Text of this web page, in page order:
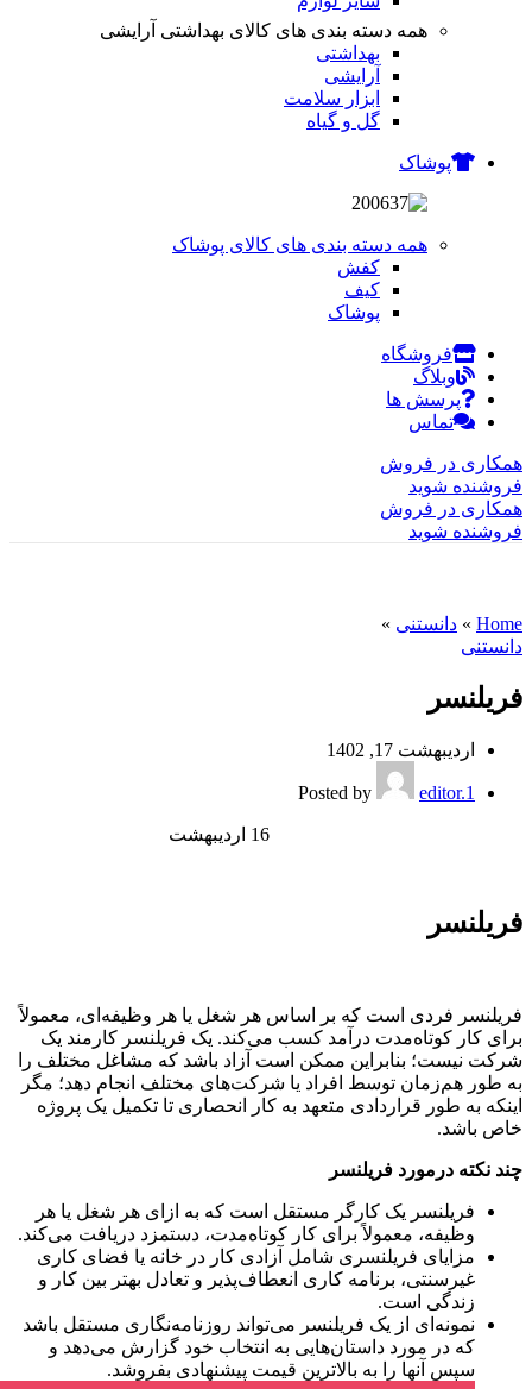
همه دسته بندی های کالای بهداشتی آرایشی
بهداشتی
آرایشی
ابزار سلامت
گل و گیاه
پوشاک
همه دسته بندی های کالای پوشاک
کفش
کیف
پوشاک
فروشگاه
وبلاگ
پرسش ها
تماس
همکاری در فروش
فروشنده شوید
همکاری در فروش
فروشنده شوید
Home
» دانستنی »
دانستنی
فریلنسر
اردیبهشت 17, 1402
Posted by editor.1
16 اردیبهشت
فریلنسر
فریلنسر فردی است که بر اساس هر شغل یا هر وظیفه‌ای، معمولاً
برای کار کوتاه‌مدت درآمد کسب می‌کند. یک فریلنسر کارمند یک
شرکت نیست؛ بنابراین ممکن است آزاد باشد که مشاغل مختلف را
به طور هم‌زمان توسط افراد یا شرکت‌های مختلف انجام دهد؛ مگر
اینکه به طور قراردادی متعهد به کار انحصاری تا تکمیل یک پروژه
خاص باشد.
چند نکته درمورد فریلنسر
فریلنسر یک کارگر مستقل است که به‌ ازای هر شغل یا هر
وظیفه، معمولاً برای کار کوتاه‌مدت، دستمزد دریافت می‌کند.
مزایای فریلنسری شامل آزادی کار در خانه یا فضای کاری
غیرسنتی، برنامه کاری انعطاف‌پذیر و تعادل بهتر بین کار و
زندگی است.
نمونه‌ای از یک فریلنسر می‌تواند روزنامه‌نگاری مستقل باشد
که در مورد داستان‌هایی به انتخاب خود گزارش می‌دهد و
سپس آنها را به بالاترین قیمت پیشنهادی ‌بفروشد.